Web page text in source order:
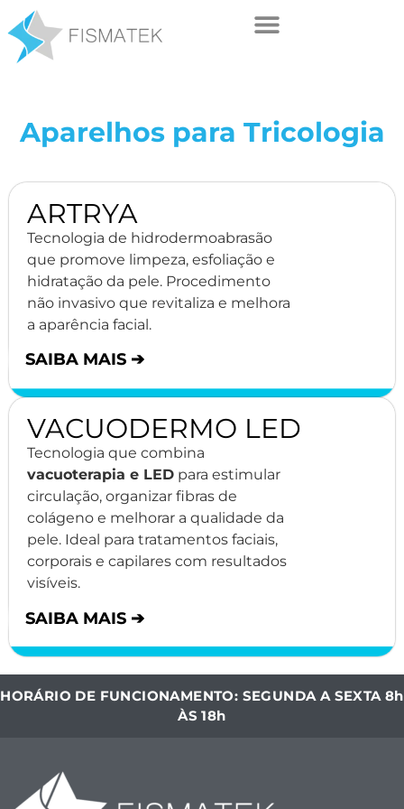
Aparelhos para Tricologia
ARTRYA
Tecnologia de hidrodermoabrasão
que promove limpeza, esfoliação e
hidratação da pele. Procedimento
não invasivo que revitaliza e melhora
a aparência facial.
SAIBA MAIS ➔
VACUODERMO LED
Tecnologia que combina
vacuoterapia e LED para estimular
circulação, organizar fibras de
colágeno e melhorar a qualidade da
pele. Ideal para tratamentos faciais,
corporais e capilares com resultados
visíveis.
SAIBA MAIS ➔
HORÁRIO DE FUNCIONAMENTO: SEGUNDA A SEXTA 8h
ÀS 18h